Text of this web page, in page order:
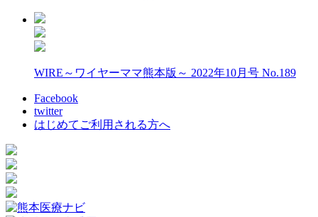
WIRE～ワイヤーママ熊本版～ 2022年10月号 No.189
Facebook
twitter
はじめてご利用される方へ